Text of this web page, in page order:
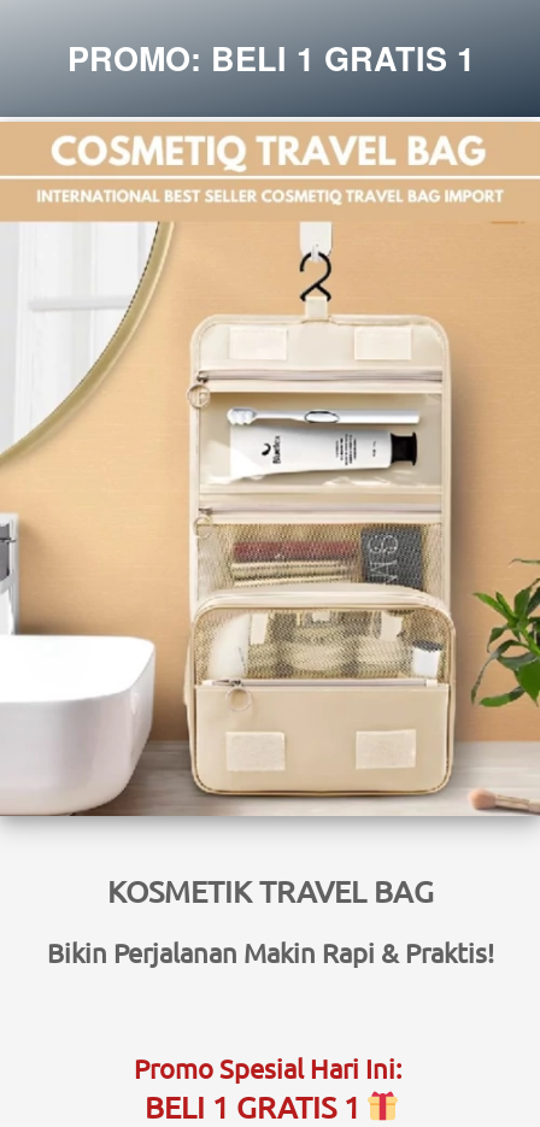
PROMO: BELI 1 GRATIS 1
KOSMETIK TRAVEL BAG
Bikin Perjalanan Makin Rapi & Praktis!
Promo Spesial Hari Ini:
BELI 1 GRATIS 1